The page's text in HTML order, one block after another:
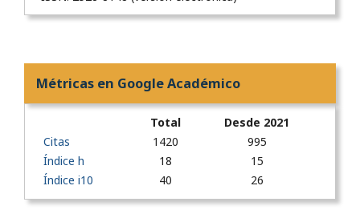
Métricas en Google Académico
Total
Desde 2021
Citas
1420
995
Índice h
18
15
Índice i10
40 26